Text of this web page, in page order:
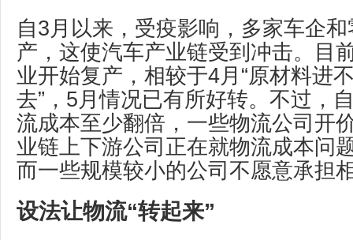
自3月以来，受疫影响，多家车企
产，这使汽车产业链受到冲击。目
业开始复产，相较于4月“原材料进
去”，5月情况已有所好转。不过，
流成本至少翻倍，一些物流公司开
业链上下游公司正在就物流成本问
而一些规模较小的公司不愿意承担
设法让物流“转起来”